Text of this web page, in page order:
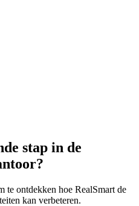
stap in de
te ontdekken hoe RealSmart de
kan verbeteren.